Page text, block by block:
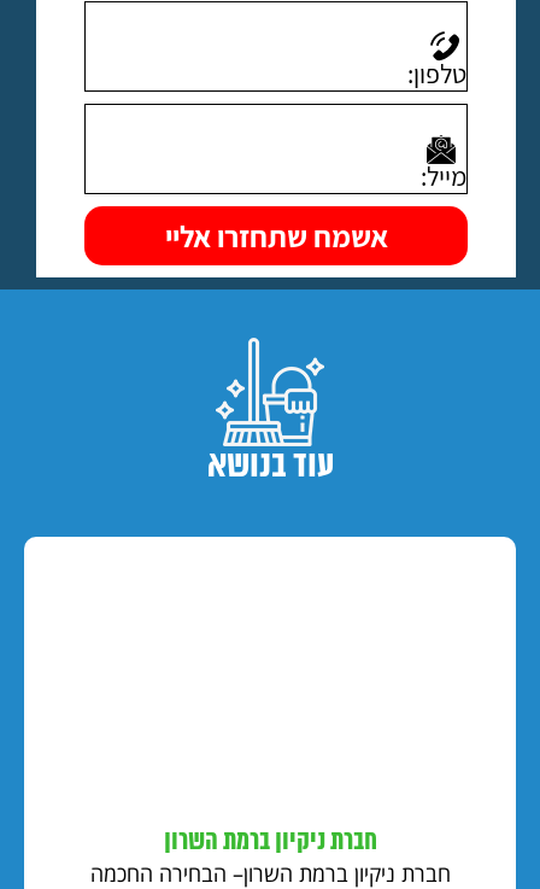
עוד בנושא
חברת ניקיון ברמת השרון
חברת ניקיון ברמת השרון– הבחירה החכמה